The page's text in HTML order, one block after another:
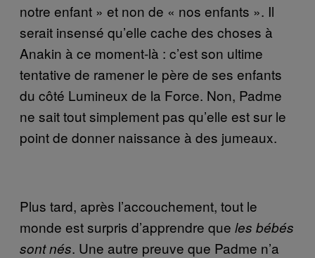
notre enfant » et non de « nos enfants ». Il
serait insensé qu’elle cache des choses à
Anakin à ce moment-là : c’est son ultime
tentative de ramener le père de ses enfants
du côté Lumineux de la Force. Non, Padme
ne sait tout simplement pas qu’elle est sur le
point de donner naissance à des jumeaux.
Plus tard, après l’accouchement, tout le
monde est surpris d’apprendre que les bébés
sont nés. Une autre preuve que Padme n’a